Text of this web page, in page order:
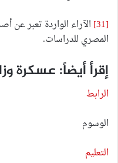
[31]
الآراء الواردة تعبر عن
المصري للدراسات.
إقرأ أيضاً: عسكرة
الرابط
الوسوم
التعليم